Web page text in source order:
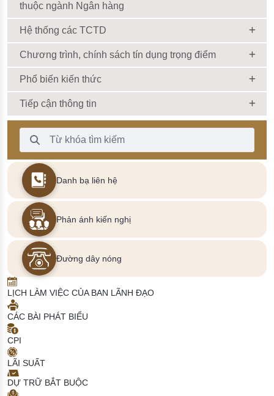
thuộc ngành Ngân hàng
Hệ thống các TCTD
Chương trình, chính sách tín dụng trọng điểm
Phổ biến kiến thức
Tiếp cận thông tin
Thanh Tìm kiếm
Danh bạ liên hệ
Phản ánh kiến nghị
Đường dây nóng
LỊCH LÀM VIỆC CỦA BAN LÃNH ĐẠO
CÁC BÀI PHÁT BIỂU
CPI
LÃI SUẤT
DỰ TRỮ BẮT BUỘC